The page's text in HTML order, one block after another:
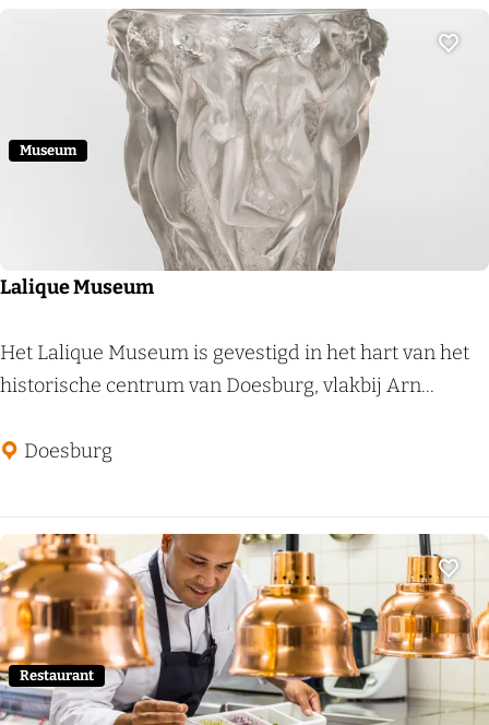
p
a
E
l
t
Lalique Museum
L
a
i
M
s
e
u
Het Lalique Museum is gevestigd in het hart van het
historische centrum van Doesburg, vlakbij Arn...
Doesburg
Museum
Restaurant